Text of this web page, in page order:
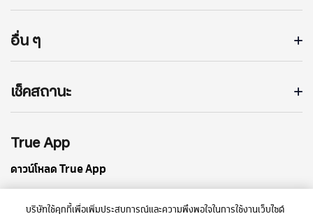
อื่น ๆ
เช็คสถานะ
True App
ดาวน์โหลด True App
บริษัทใช้คุกกี้เพื่อเพิ่มประสบการณ์และความพึงพอใจในการใช้งานเว็บไซต์